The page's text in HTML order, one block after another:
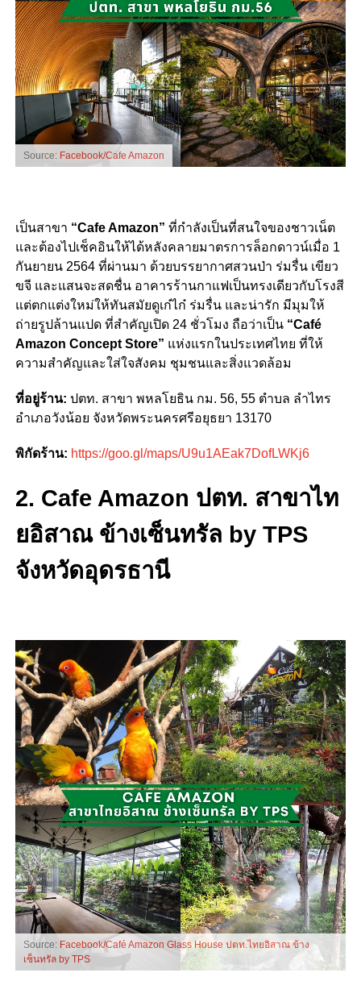
Source: Facebook/Cafe Amazon
เป็นสาขา “Cafe Amazon” ที่กำลังเป็นที่สนใจของชาวเน็ต
และต้องไปเช็คอินให้ได้หลังคลายมาตรการล็อกดาวน์เมื่อ 1
กันยายน 2564 ที่ผ่านมา ด้วยบรรยากาศสวนป่า ร่มรื่น เขียว
ขจี และแสนจะสดชื่น อาคารร้านกาแฟเป็นทรงเดียวกับโรงสี
แต่ตกแต่งใหม่ให้ทันสมัยดูเก๋ไก๋ ร่มรื่น และน่ารัก มีมุมให้
ถ่ายรูปล้านแปด ที่สำคัญเปิด 24 ชั่วโมง ถือว่าเป็น“Café
Amazon Concept Store” แห่งแรกในประเทศไทย ที่ให้
ความสำคัญและใส่ใจสังคม ชุมชนและสิ่งแวดล้อม
ที่อยู่ร้าน: ปตท. สาขา พหลโยธิน กม. 56, 55 ตำบล ลำไทร
อำเภอวังน้อย จังหวัดพระนครศรีอยุธยา 13170
พิกัดร้าน: https://goo.gl/maps/U9u1AEak7DofLWKj6
2. Cafe Amazon ปตท. สาขาไท
ยอิสาณ ข้างเซ็นทรัล by TPS
จังหวัดอุดรธานี
Source: Facebook/Café Amazon Glass House ปตท.ไทยอิสาณ ข้าง
เซ็นทรัล by TPS